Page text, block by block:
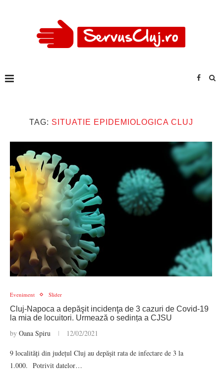
TAG: SITUATIE EPIDEMIOLOGICA CLUJ
Eveniment Slider
Cluj-Napoca a depăşit incidenţa de 3 cazuri de Covid-19
la mia de locuitori. Urmează o sedința a CJSU
by Oana Spiru 12/02/2021
9 localități din județul Cluj au depășit rata de infectare de 3 la
1.000. Potrivit datelor…